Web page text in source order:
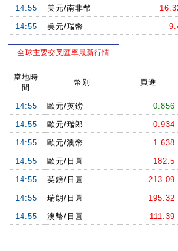
14:55 美元/南非幣
14:55 美元/瑞幣
全球主要交叉匯率最新行情
當地時
間
幣別 買進
14:55 歐元/英鎊 0.856
14:55 歐元/瑞郎 0.934
14:55 歐元/澳幣 1.638
14:55 歐元/日圓 182.5
14:55 英鎊/日圓 213.09
14:55 瑞朗/日圓 195.32
14:55 澳幣/日圓 111.39